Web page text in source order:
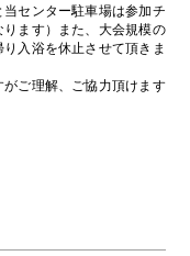
センター駐車場は参加チ
ます）また、大会規模の
入浴を休止させて頂きま
ご理解、ご協力頂けます